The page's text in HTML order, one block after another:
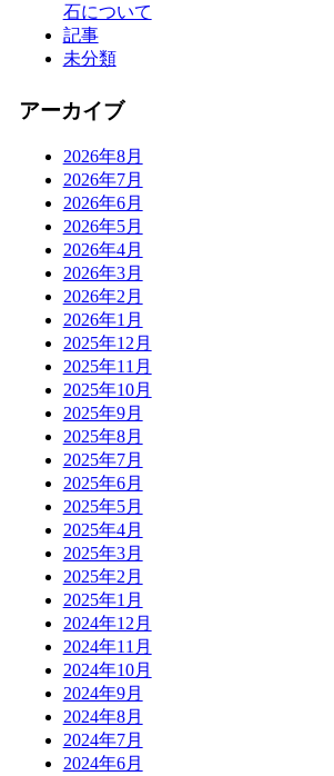
石について
記事
未分類
アーカイブ
2026年8月
2026年7月
2026年6月
2026年5月
2026年4月
2026年3月
2026年2月
2026年1月
2025年12月
2025年11月
2025年10月
2025年9月
2025年8月
2025年7月
2025年6月
2025年5月
2025年4月
2025年3月
2025年2月
2025年1月
2024年12月
2024年11月
2024年10月
2024年9月
2024年8月
2024年7月
2024年6月